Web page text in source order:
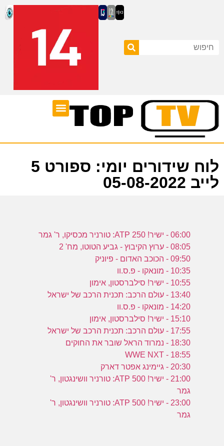
לוח שידורים יומי: ספורט 5
לייב 05-08-2022
06:00 - ישיר! ATP 250: טורניר מכסיקו, ר' גמר
08:05 - ערוץ הקיבוץ - גביע הטוטו, מח' 2
09:50 - הכוכב האדום - פיוניק
10:35 - מונאקו - פ.ס.וו
10:55 - ישיר! סילברסטון, אימון
13:40 - עולם הרכב: תכנית הרכב של ישראל
14:20 - מונאקו - פ.ס.וו
15:10 - ישיר! סילברסטון, אימון
17:55 - עולם הרכב: תכנית הרכב של ישראל
18:30 - נמרוד הראל שובר את החוקים
18:55 - WWE NXT
20:30 - גיימינג אפטר דארק
21:00 - ישיר! ATP 500: טורניר וושינגטון, ר'
גמר
23:00 - ישיר! ATP 500: טורניר וושינגטון, ר'
גמר